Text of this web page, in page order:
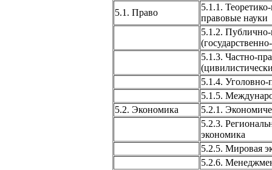
5.1. Право
5.1.1.
правовые науки
5.1.2.
5.1.3. Частно-
5.1.4. Уголовно-
5.1.5.
5.2. Экономика
5.2.1.
5.2.3.
экономика
5.2.5. Мировая
5.2.6.